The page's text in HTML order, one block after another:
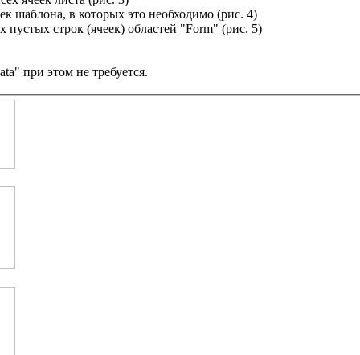
шаблона, в которых это необходимо (рис. 4)
пустых строк (ячеек) областей "Form" (рис. 5)
при этом не требуется.